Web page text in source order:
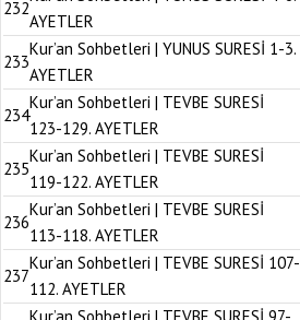
232
AYETLER
233
Kur’an Sohbetleri | YUNUS SURESİ 1-3.
AYETLER
234
Kur’an Sohbetleri | TEVBE SURESİ
123-129. AYETLER
235
Kur’an Sohbetleri | TEVBE SURESİ
119-122. AYETLER
236
Kur’an Sohbetleri | TEVBE SURESİ
113-118. AYETLER
237
Kur’an Sohbetleri | TEVBE SURESİ 107-
112. AYETLER